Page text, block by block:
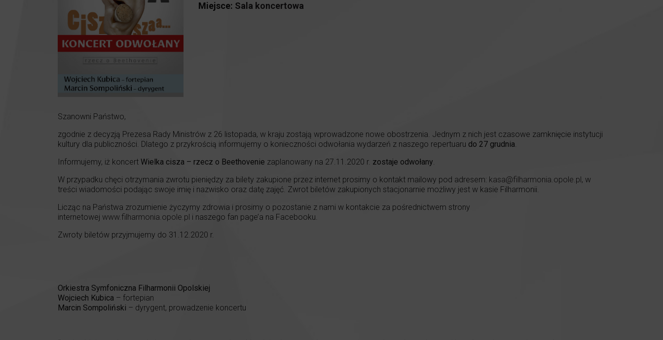
Miejsce: Sala koncertowa
Szanowni Państwo,
zgodnie z decyzją Prezesa Rady Ministrów z 26 listopada, w kraju zostają wprowadzone nowe obostrzenia. Jednym z nich jest czasowe zamknięcie instytucji
kultury dla publiczności. Dlatego z przykrością informujemy o konieczności odwołania wydarzeń z naszego repertuaru do 27 grudnia.
Informujemy, iż koncert Wielka cisza – rzecz o Beethovenie zaplanowany na 27.11.2020 r. zostaje odwołany.
W przypadku chęci otrzymania zwrotu pieniędzy za bilety zakupione przez internet prosimy o kontakt mailowy pod adresem: kasa@filharmonia.opole.pl, w
treści wiadomości podając swoje imię i nazwisko oraz datę zajęć. Zwrot biletów zakupionych stacjonarnie możliwy jest w kasie Filharmonii.
Licząc na Państwa zrozumienie życzymy zdrowia i prosimy o pozostanie z nami w kontakcie za pośrednictwem strony
internetowej www.filharmonia.opole.pl i naszego fan page’a na Facebooku.
Zwroty biletów przyjmujemy do 31.12.2020 r.
Orkiestra Symfoniczna Filharmonii Opolskiej
Wojciech Kubica – fortepian
Marcin Sompoliński – dyrygent, prowadzenie koncertu